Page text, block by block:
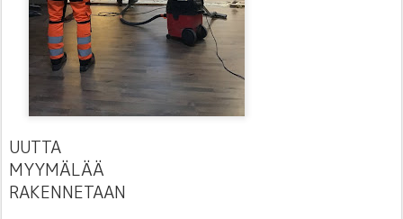
UUTTA
MYYMÄLÄÄ
RAKENNETAAN